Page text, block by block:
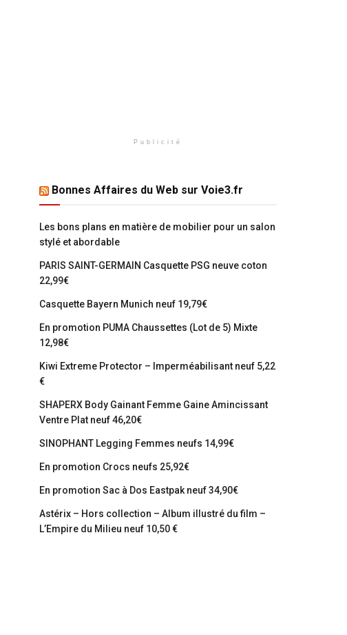
Publicité
Bonnes Affaires du Web sur Voie3.fr
Les bons plans en matière de mobilier pour un salon
stylé et abordable
PARIS SAINT-GERMAIN Casquette PSG neuve coton
22,99€
Casquette Bayern Munich neuf 19,79€
En promotion PUMA Chaussettes (Lot de 5) Mixte
12,98€
Kiwi Extreme Protector – Imperméabilisant neuf 5,22
€
SHAPERX Body Gainant Femme Gaine Amincissant
Ventre Plat neuf 46,20€
SINOPHANT Legging Femmes neufs 14,99€
En promotion Crocs neufs 25,92€
En promotion Sac à Dos Eastpak neuf 34,90€
Astérix – Hors collection – Album illustré du film –
L’Empire du Milieu neuf 10,50 €